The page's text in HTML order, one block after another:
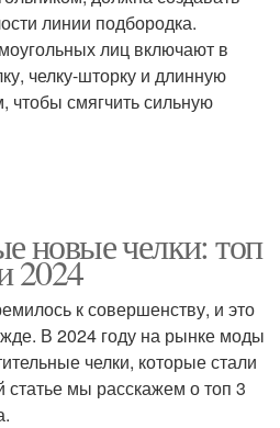
линии подбородка.
лиц включают в
челку-шторку и длинную
чтобы смягчить сильную
новые челки: топ
2024
к совершенству, и это
В 2024 году на рынке моды
челки, которые стали
мы расскажем о топ 3